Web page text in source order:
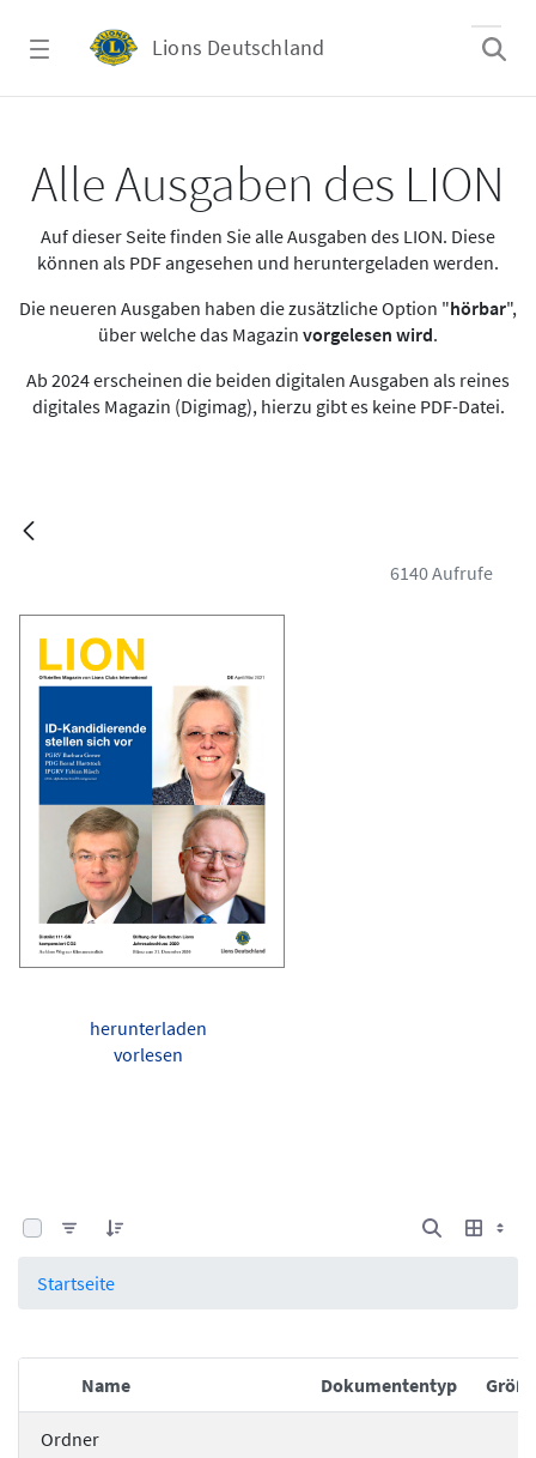
Lions Deutschland
Alle Ausgaben des LION
Auf dieser Seite finden Sie alle Ausgaben des LION. Diese
können als PDF angesehen und heruntergeladen werden.
Die neueren Ausgaben haben die zusätzliche Option "hörbar",
über welche das Magazin vorgelesen wird.
Ab 2024 erscheinen die beiden digitalen Ausgaben als reines
digitales Magazin (Digimag), hierzu gibt es keine PDF-Datei.
6140 Aufrufe
herunterladen
vorlesen
0 von 25 Elemente ausgewählt
Startseite
Elementauswahl
Name Dokumententyp Größe
Ordner